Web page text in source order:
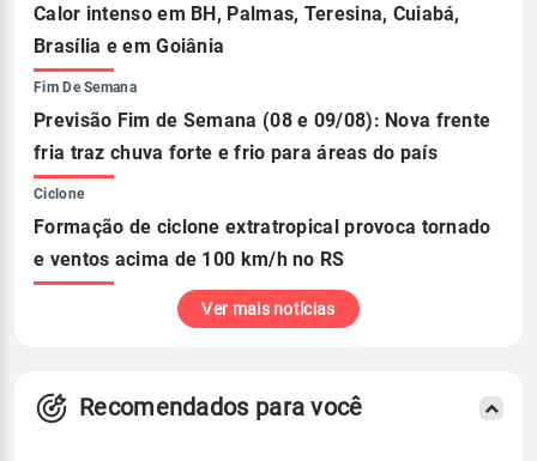
Calor intenso em BH, Palmas, Teresina, Cuiabá,
Brasília e em Goiânia
Fim De Semana
Previsão Fim de Semana (08 e 09/08): Nova frente
fria traz chuva forte e frio para áreas do país
Ciclone
Formação de ciclone extratropical provoca tornado
e ventos acima de 100 km/h no RS
Ver mais notícias
Recomendados para você